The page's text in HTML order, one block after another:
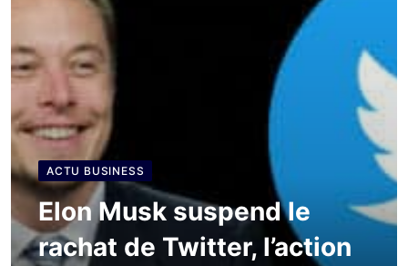
ACTU BUSINESS
Elon Musk suspend le
rachat de Twitter, l’action